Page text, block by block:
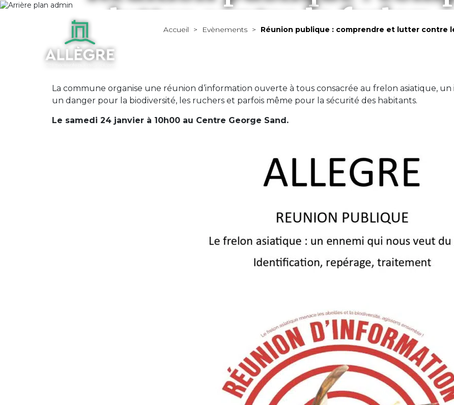
lutter contre le frelon
Accueil > Evènements > Réunion publique : comprendre et lutter contre
La commune organise une réunion d’information ouverte à tous consacrée au frelon asiatique,
un danger pour la biodiversité, les ruchers et parfois même pour la sécurité des habitants.
Le samedi 24 janvier à 10h00 au Centre George Sand.